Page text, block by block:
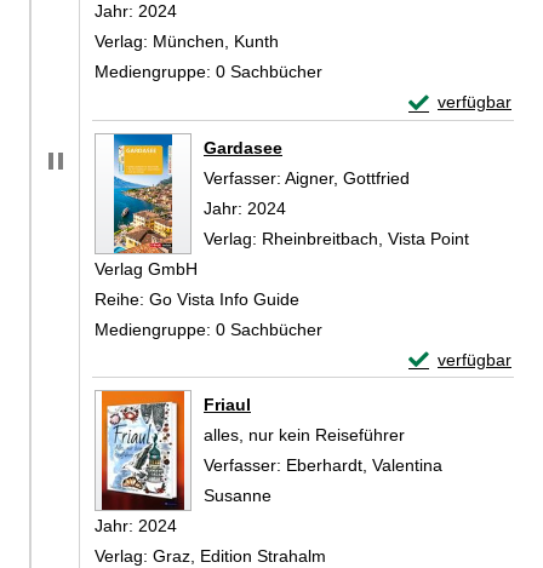
Jahr: 2024
Verlag: München, Kunth
Mediengruppe: 0 Sachbücher
verfügbar
Exemplar-
Gardasee
Verfasser: Aigner, Gottfried
Jahr: 2024
Verlag: Rheinbreitbach, Vista Point
Verlag GmbH
Reihe: Go Vista Info Guide
Mediengruppe: 0 Sachbücher
verfügbar
Exemplar-
Friaul
alles, nur kein Reiseführer
Verfasser: Eberhardt, Valentina
Susanne
Jahr: 2024
Verlag: Graz, Edition Strahalm